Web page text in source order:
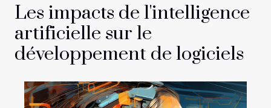
Les impacts de l'intelligence
artificielle sur le
développement de logiciels